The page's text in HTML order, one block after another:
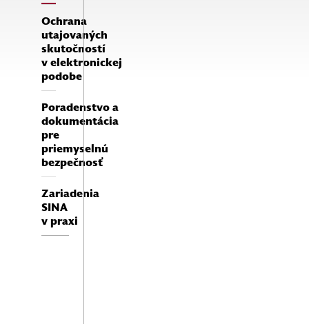
Ochrana
utajovaných
skutočností
v elektronickej
podobe
Poradenstvo a
dokumentácia
pre
priemyselnú
bezpečnosť
Zariadenia
SINA
v praxi